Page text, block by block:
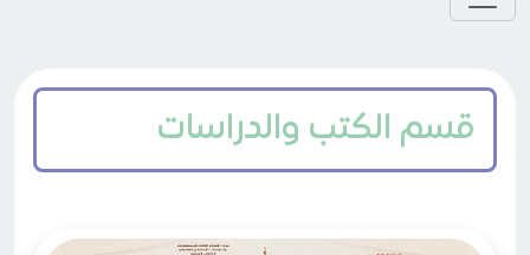
قسم الكتب والدراسات